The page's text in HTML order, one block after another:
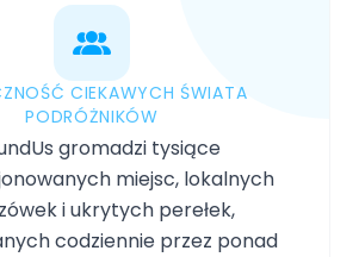
CIEKAWYCH ŚWIATA
PODRÓŻNIKÓW
gromadzi tysiące
miejsc, lokalnych
i ukrytych perełek,
codziennie przez ponad